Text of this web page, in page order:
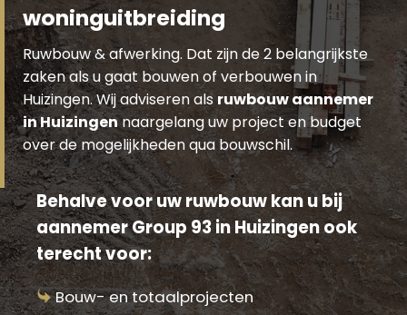
woninguitbreiding
Ruwbouw & afwerking. Dat zijn de 2 belangrijkste
zaken als u gaat bouwen of verbouwen in
Huizingen. Wij adviseren alsruwbouw aannemer
in Huizingennaargelang uw project en budget
over de mogelijkheden qua bouwschil.
Behalve voor uw ruwbouw kan u bij
aannemer Group 93 in Huizingen ook
terecht voor:
Bouw- en totaalprojecten